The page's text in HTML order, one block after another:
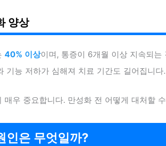
양상
40% 이상이며, 통증이 6개월 이상 지속되는
기능 저하가 심해져 치료 기간도 길어집니다.
매우 중요합니다. 만성화 전 어떻게 대처할
인은 무엇일까?